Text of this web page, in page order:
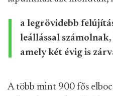
a legrövidebb
leállással
amely két évig is
A több mint 900 fős